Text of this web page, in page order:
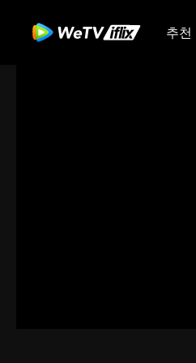
추천